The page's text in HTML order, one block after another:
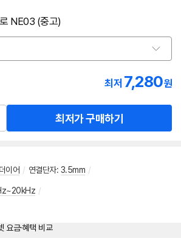
NE03 (중고)
최저 7,280원
최저가 구매하기
이어 / 연결단자: 3.5mm /
/